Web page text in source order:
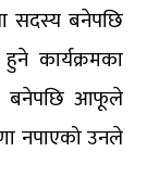
सदस्य बनेपछि
कार्यक्रमका
बनेपछि आफूले
नपाएको उनले